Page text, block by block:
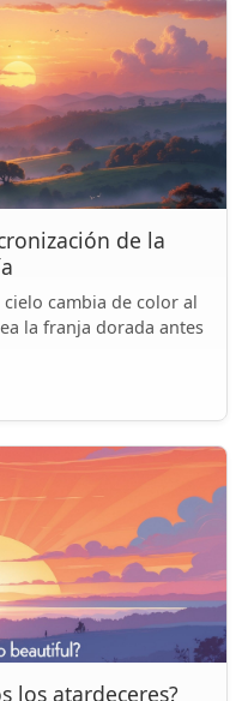
de la
cambia de color al
la franja dorada antes
los atardeceres?